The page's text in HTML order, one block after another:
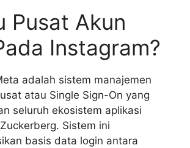
Pusat Akun
Instagram?
adalah sistem manajemen
atau Single Sign-On yang
seluruh ekosistem aplikasi
Sistem ini
basis data login antara